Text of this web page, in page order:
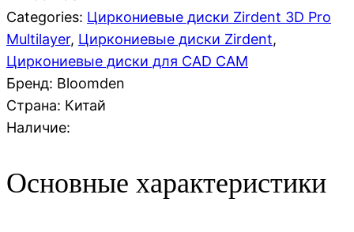
Categories: Циркониевые диски Zirdent 3D Pro
Multilayer, Циркониевые диски Zirdent,
Циркониевые диски для CAD CAM
Бренд: Bloomden
Страна: Китай
Наличие:
Основные характеристики